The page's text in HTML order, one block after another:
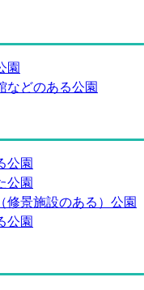
園
などのある公園
公園
公園
修景施設のある）公園
公園